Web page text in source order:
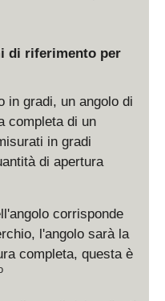
di riferimento per
in gradi, un angolo di
completa di un
in gradi
di apertura
corrisponde
l'angolo sarà la
completa, questa è